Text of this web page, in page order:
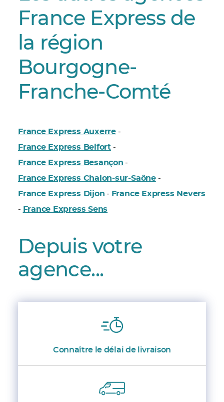
France Express de
la région
Bourgogne-
Franche-Comté
France Express Auxerre-
France Express Belfort-
France Express Besançon -
France Express Chalon-sur-Saône-
France Express Dijon - France Express Nevers
- France Express Sens
Depuis votre
agence...
Connaître le délai de livraison